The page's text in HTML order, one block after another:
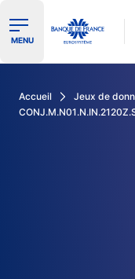
Ouvrir le menu de
MENU
Accueil Jeux de